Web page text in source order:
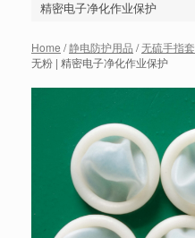
精密电子净化作业保护
Home /静电防护用品 /无硫手指套
无粉 | 精密电子净化作业保护